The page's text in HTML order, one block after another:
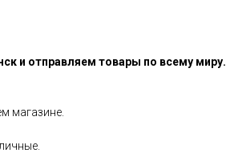
и отправляем товары по всему миру.
магазине.